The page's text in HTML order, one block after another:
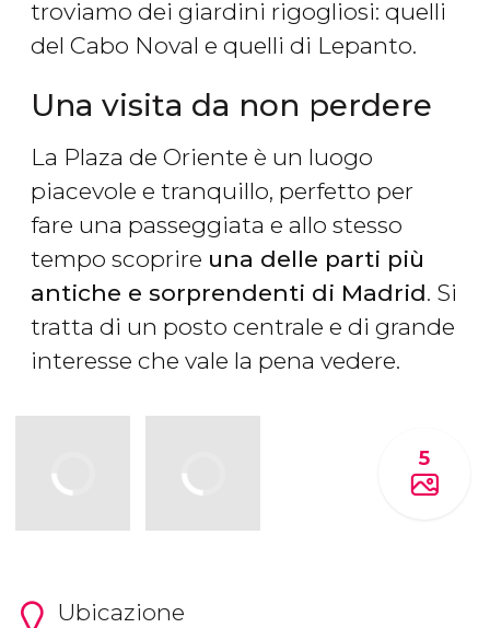
troviamo dei giardini rigogliosi: quelli
del Cabo Noval e quelli di Lepanto.
Una visita da non perdere
La Plaza de Oriente è un luogo
piacevole e tranquillo, perfetto per
fare una passeggiata e allo stesso
tempo scoprire una delle parti più
antiche e sorprendenti di Madrid. Si
tratta di un posto centrale e di grande
interesse che vale la pena vedere.
5
Ubicazione